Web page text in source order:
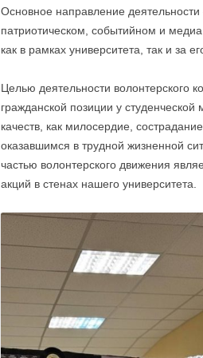
Основное направление деятельности
патриотическом, событийном и
как в рамках университета, так и за
Целью деятельности волонтерского
гражданской позиции у
качеств, как милосердие,
оказавшимся в трудной жизненной
частью волонтерского движения
акций в стенах нашего университета.